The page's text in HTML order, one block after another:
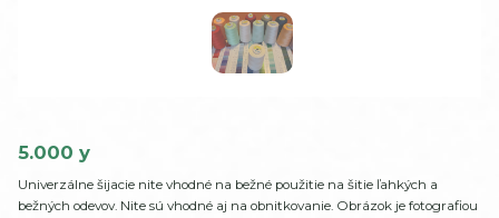
5.000 y
Univerzálne šijacie nite vhodné na bežné použitie na šitie ľahkých a
bežných odevov. Nite sú vhodné aj na obnitkovanie. Obrázok je fotografiou